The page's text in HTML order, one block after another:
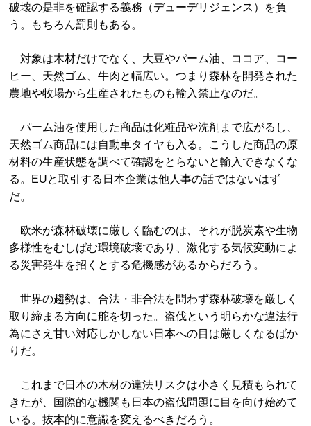
破壊の是非を確認する義務（デューデリジェンス）を負
う。もちろん罰則もある。
対象は木材だけでなく、大豆やパーム油、ココア、コー
ヒー、天然ゴム、牛肉と幅広い。つまり森林を開発された
農地や牧場から生産されたものも輸入禁止なのだ。
パーム油を使用した商品は化粧品や洗剤まで広がるし、
天然ゴム商品には自動車タイヤも入る。こうした商品の原
材料の生産状態を調べて確認をとらないと輸入できなくな
る。EUと取引する日本企業は他人事の話ではないはず
だ。
欧米が森林破壊に厳しく臨むのは、それが脱炭素や生物
多様性をむしばむ環境破壊であり、激化する気候変動によ
る災害発生を招くとする危機感があるからだろう。
世界の趨勢は、合法・非合法を問わず森林破壊を厳しく
取り締まる方向に舵を切った。盗伐という明らかな違法行
為にさえ甘い対応しかしない日本への目は厳しくなるばか
りだ。
これまで日本の木材の違法リスクは小さく見積もられて
きたが、国際的な機関も日本の盗伐問題に目を向け始めて
いる。抜本的に意識を変えるべきだろう。